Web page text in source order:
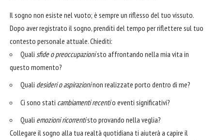
Il sogno non esiste nel vuoto; è sempre un riflesso del tuo vissuto.
Dopo aver registrato il sogno, prenditi del tempo per riflettere sul tuo
contesto personale attuale. Chiediti:
Quali sfide o preoccupazionisto affrontando nella mia vita in
questo momento?
Quali desideri o aspirazioninon realizzate porto dentro di me?
Ci sono stati cambiamenti recentio eventi significativi?
Quali emozioni ricorrentisto provando nella veglia?
Collegare il sogno alla tua realtà quotidiana ti aiuterà a capire il